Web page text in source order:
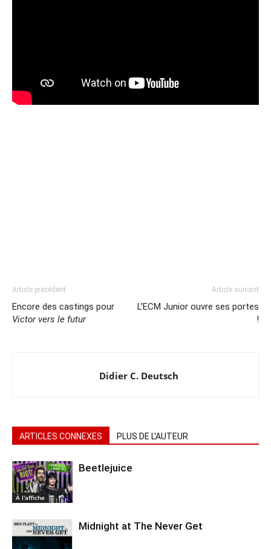
Article précédent
Encore des castings pour
Victor vers le futur
Article suivant
L’ECM Junior ouvre ses portes
!
Didier C. Deutsch
ARTICLES CONNEXES PLUS DE L'AUTEUR
À l'affiche
Beetlejuice
Midnight at The Never Get